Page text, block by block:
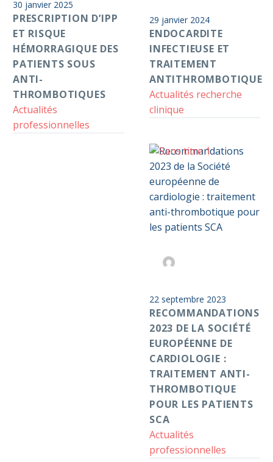
risque
hémorragique
des
patients
sous
anti-
thrombotiques
30 janvier 2025
PRESCRIPTION D’IPP
ET RISQUE
HÉMORRAGIQUE DES
PATIENTS SOUS
ANTI-
THROMBOTIQUES
Actualités
professionnelles
antithrombotique
29 janvier 2024
ENDOCARDITE
INFECTIEUSE ET
TRAITEMENT
ANTITHROMBOTIQUE
Actualités recherche
clinique
2023
Société
européenne
de
cardiologie
:
traitement
anti-
thrombotique
pour
les
patients
22 septembre 2023
RECOMMANDATIONS
2023 DE LA SOCIÉTÉ
EUROPÉENNE DE
CARDIOLOGIE :
TRAITEMENT ANTI-
THROMBOTIQUE
POUR LES PATIENTS
SCA
Actualités
professionnelles